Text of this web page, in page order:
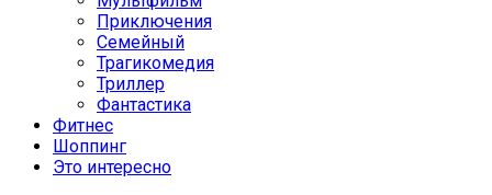
Приключения
Семейный
Трагикомедия
Триллер
Фантастика
Фитнес
Шоппинг
Это интересно